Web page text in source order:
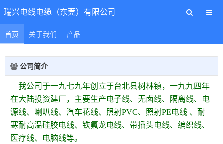
瑞兴电线电缆（东莞）有限公司
首页 关于我们 产品
公司简介
我公司于一九七九年创立于台北县树林镇，一九九四年
在大陆投资建厂，主要生产电子线、无卤线、隔离线、电
源线、喇叭线、汽车花线、照射PVC、照射PE电线 、耐
寒耐高温硅胶电线、铁氟龙电线、带插头电线、编织线、
医疗线、电脑线等。